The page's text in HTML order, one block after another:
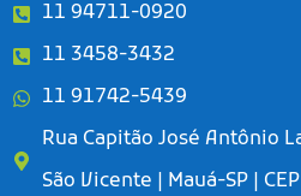
11 94711-0920
11 3458-3432
11 91742-5439
Rua Capitão José Antônio
São Vicente | Mauá-SP |